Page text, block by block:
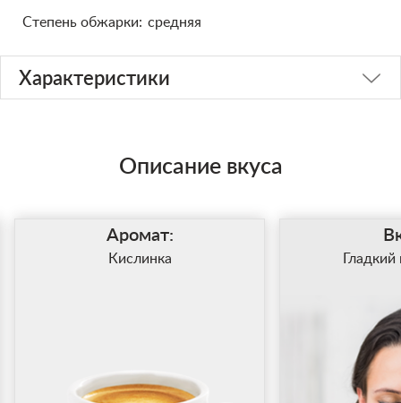
Степень обжарки: средняя
Характеристики
Описание вкуса
Аромат:
Кислинка